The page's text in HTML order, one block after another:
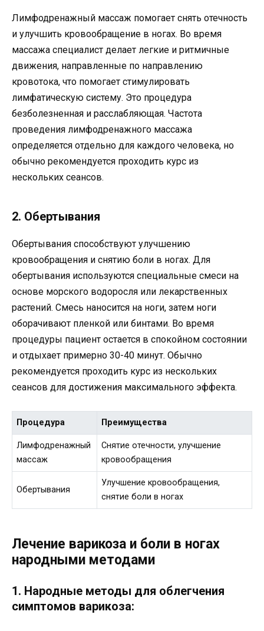
Лимфодренажный массаж помогает снять отечность
и улучшить кровообращение в ногах. Во время
массажа специалист делает легкие и ритмичные
движения, направленные по направлению
кровотока, что помогает стимулировать
лимфатическую систему. Это процедура
безболезненная и расслабляющая. Частота
проведения лимфодренажного массажа
определяется отдельно для каждого человека, но
обычно рекомендуется проходить курс из
нескольких сеансов.
2. Обертывания
Обертывания способствуют улучшению
кровообращения и снятию боли в ногах. Для
обертывания используются специальные смеси на
основе морского водоросля или лекарственных
растений. Смесь наносится на ноги, затем ноги
оборачивают пленкой или бинтами. Во время
процедуры пациент остается в спокойном состоянии
и отдыхает примерно 30-40 минут. Обычно
рекомендуется проходить курс из нескольких
сеансов для достижения максимального эффекта.
Процедура Преимущества
Лимфодренажный
массаж
Снятие отечности, улучшение
кровообращения
Обертывания
Улучшение кровообращения,
снятие боли в ногах
Лечение варикоза и боли в ногах
народными методами
1. Народные методы для облегчения
симптомов варикоза: